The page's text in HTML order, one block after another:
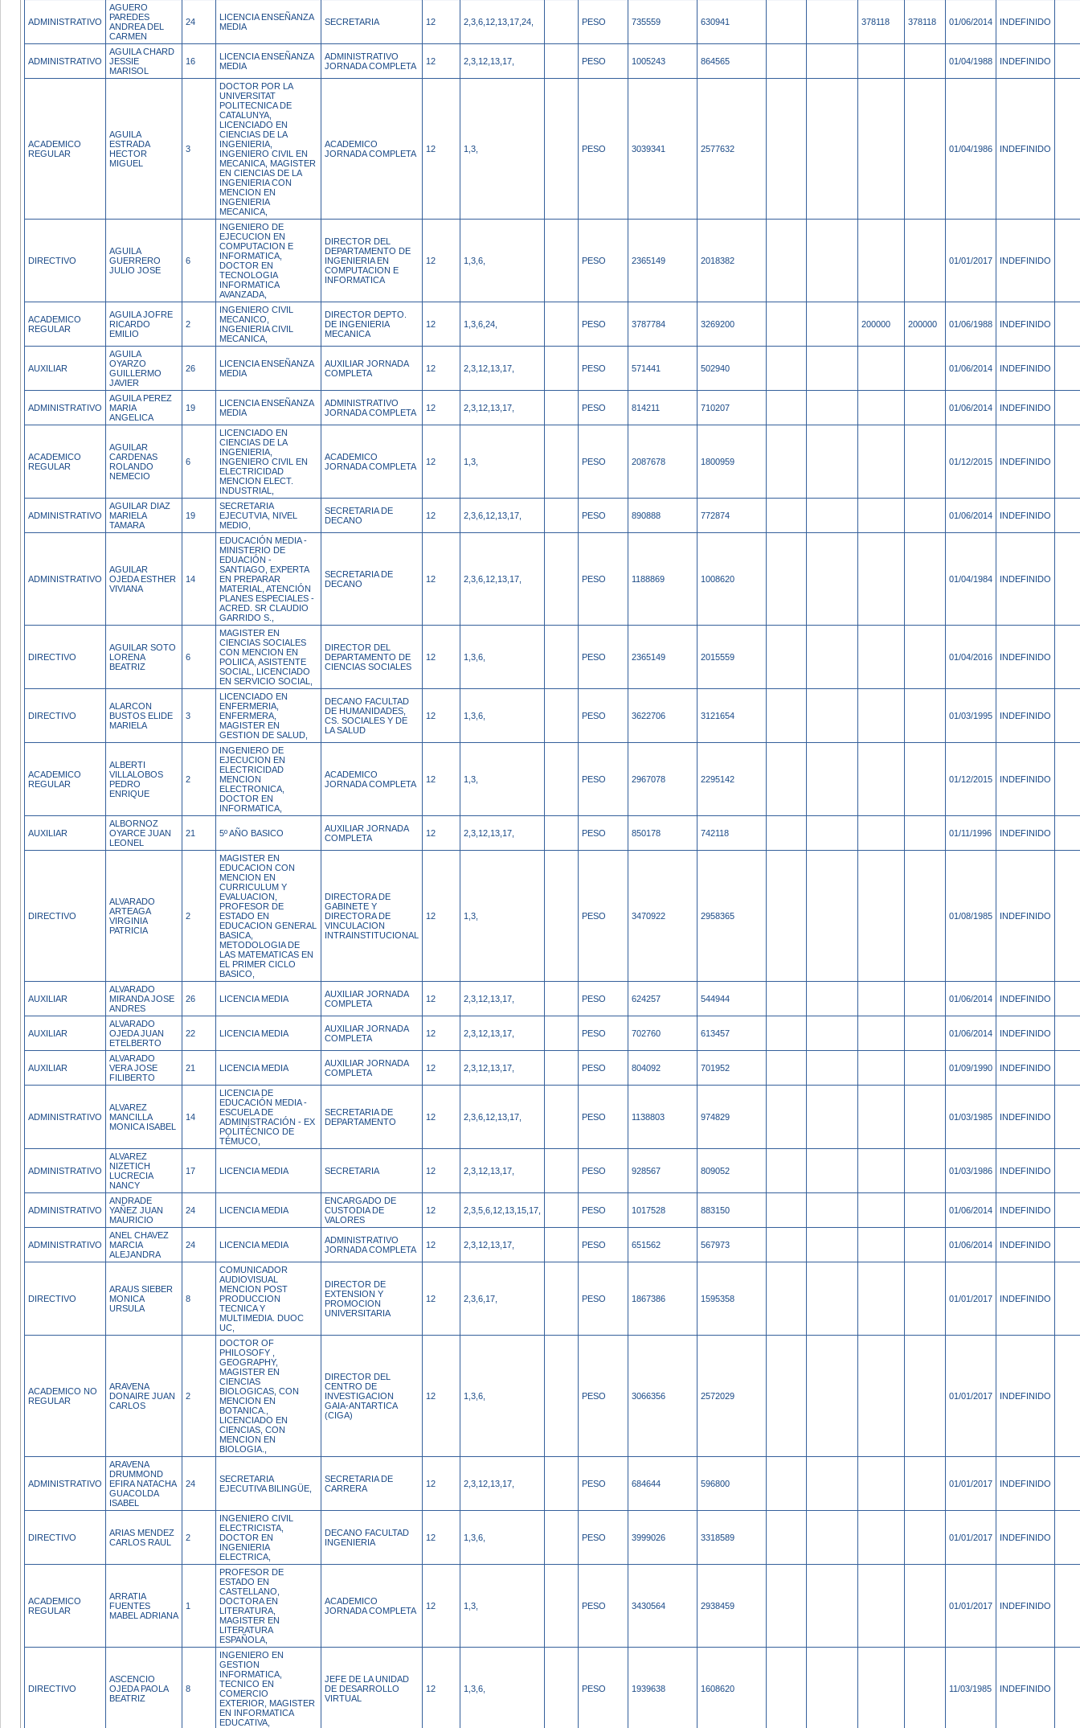
ADMINISTRATIVO
AGUERO
PAREDES
ANDREA DEL
CARMEN
24
LICENCIA ENSEÑANZA
MEDIA
SECRETARIA 12 2,3,6,12,13,17,24, PESO 735559 630941 378118 378118 01/06/2014 INDEFINIDO
ADMINISTRATIVO
AGUILA CHARD
JESSIE
MARISOL
16
LICENCIA ENSEÑANZA
MEDIA
ADMINISTRATIVO
JORNADA COMPLETA
12 2,3,12,13,17, PESO 1005243 864565 01/04/1988 INDEFINIDO
ACADEMICO
REGULAR
AGUILA
ESTRADA
HECTOR
MIGUEL
3
DOCTOR POR LA
UNIVERSITAT
POLITECNICA DE
CATALUNYA,
LICENCIADO EN
CIENCIAS DE LA
INGENIERIA,
INGENIERO CIVIL EN
MECANICA, MAGISTER
EN CIENCIAS DE LA
INGENIERIA CON
MENCION EN
INGENIERIA
MECANICA,
ACADEMICO
JORNADA COMPLETA
12 1,3, PESO 3039341 2577632 01/04/1986 INDEFINIDO
DIRECTIVO
AGUILA
GUERRERO
JULIO JOSE
6
INGENIERO DE
EJECUCION EN
COMPUTACION E
INFORMATICA,
DOCTOR EN
TECNOLOGIA
INFORMATICA
AVANZADA,
DIRECTOR DEL
DEPARTAMENTO DE
INGENIERIA EN
COMPUTACION E
INFORMATICA
12 1,3,6, PESO 2365149 2018382 01/01/2017 INDEFINIDO
ACADEMICO
REGULAR
AGUILA JOFRE
RICARDO
EMILIO
2
INGENIERO CIVIL
MECANICO,
INGENIERIA CIVIL
MECANICA,
DIRECTOR DEPTO.
DE INGENIERIA
MECANICA
12 1,3,6,24, PESO 3787784 3269200 200000 200000 01/06/1988 INDEFINIDO
AUXILIAR
AGUILA
OYARZO
GUILLERMO
JAVIER
26
LICENCIA ENSEÑANZA
MEDIA
AUXILIAR JORNADA
COMPLETA
12 2,3,12,13,17, PESO 571441 502940 01/06/2014 INDEFINIDO
ADMINISTRATIVO
AGUILA PEREZ
MARIA
ANGELICA
19
LICENCIA ENSEÑANZA
MEDIA
ADMINISTRATIVO
JORNADA COMPLETA
12 2,3,12,13,17, PESO 814211 710207 01/06/2014 INDEFINIDO
ACADEMICO
REGULAR
AGUILAR
CARDENAS
ROLANDO
NEMECIO
6
LICENCIADO EN
CIENCIAS DE LA
INGENIERIA,
INGENIERO CIVIL EN
ELECTRICIDAD
MENCION ELECT.
INDUSTRIAL,
ACADEMICO
JORNADA COMPLETA
12 1,3, PESO 2087678 1800959 01/12/2015 INDEFINIDO
ADMINISTRATIVO
AGUILAR DIAZ
MARIELA
TAMARA
19
SECRETARIA
EJECUTVIA, NIVEL
MEDIO,
SECRETARIA DE
DECANO
12 2,3,6,12,13,17, PESO 890888 772874 01/06/2014 INDEFINIDO
ADMINISTRATIVO
AGUILAR
OJEDA ESTHER
VIVIANA
14
EDUCACIÓN MEDIA -
MINISTERIO DE
EDUACIÓN -
SANTIAGO, EXPERTA
EN PREPARAR
MATERIAL, ATENCIÓN
PLANES ESPECIALES -
ACRED. SR CLAUDIO
GARRIDO S.,
SECRETARIA DE
DECANO
12 2,3,6,12,13,17, PESO 1188869 1008620 01/04/1984 INDEFINIDO
DIRECTIVO
AGUILAR SOTO
LORENA
BEATRIZ
6
MAGISTER EN
CIENCIAS SOCIALES
CON MENCION EN
POLIICA, ASISTENTE
SOCIAL, LICENCIADO
EN SERVICIO SOCIAL,
DIRECTOR DEL
DEPARTAMENTO DE
CIENCIAS SOCIALES
12 1,3,6, PESO 2365149 2015559 01/04/2016 INDEFINIDO
DIRECTIVO
ALARCON
BUSTOS ELIDE
MARIELA
3
LICENCIADO EN
ENFERMERIA,
ENFERMERA,
MAGISTER EN
GESTION DE SALUD,
DECANO FACULTAD
DE HUMANIDADES,
CS. SOCIALES Y DE
LA SALUD
12 1,3,6, PESO 3622706 3121654 01/03/1995 INDEFINIDO
ACADEMICO
REGULAR
ALBERTI
VILLALOBOS
PEDRO
ENRIQUE
2
INGENIERO DE
EJECUCION EN
ELECTRICIDAD
MENCION
ELECTRONICA,
DOCTOR EN
INFORMATICA,
ACADEMICO
JORNADA COMPLETA
12 1,3, PESO 2967078 2295142 01/12/2015 INDEFINIDO
AUXILIAR
ALBORNOZ
OYARCE JUAN
LEONEL
21 5º AÑO BASICO
AUXILIAR JORNADA
COMPLETA
12 2,3,12,13,17, PESO 850178 742118 01/11/1996 INDEFINIDO
DIRECTIVO
ALVARADO
ARTEAGA
VIRGINIA
PATRICIA
2
MAGISTER EN
EDUCACION CON
MENCION EN
CURRICULUM Y
EVALUACION,
PROFESOR DE
ESTADO EN
EDUCACION GENERAL
BASICA,
METODOLOGIA DE
LAS MATEMATICAS EN
EL PRIMER CICLO
BASICO,
DIRECTORA DE
GABINETE Y
DIRECTORA DE
VINCULACION
INTRAINSTITUCIONAL
12 1,3, PESO 3470922 2958365 01/08/1985 INDEFINIDO
AUXILIAR
ALVARADO
MIRANDA JOSE
ANDRES
26 LICENCIA MEDIA
AUXILIAR JORNADA
COMPLETA
12 2,3,12,13,17, PESO 624257 544944 01/06/2014 INDEFINIDO
AUXILIAR
ALVARADO
OJEDA JUAN
ETELBERTO
22 LICENCIA MEDIA
AUXILIAR JORNADA
COMPLETA
12 2,3,12,13,17, PESO 702760 613457 01/06/2014 INDEFINIDO
AUXILIAR
ALVARADO
VERA JOSE
FILIBERTO
21 LICENCIA MEDIA
AUXILIAR JORNADA
COMPLETA
12 2,3,12,13,17, PESO 804092 701952 01/09/1990 INDEFINIDO
ADMINISTRATIVO
ALVAREZ
MANCILLA
MONICA ISABEL
14
LICENCIA DE
EDUCACIÓN MEDIA -
ESCUELA DE
ADMINISTRACIÓN - EX
POLITÉCNICO DE
TÉMUCO,
SECRETARIA DE
DEPARTAMENTO
12 2,3,6,12,13,17, PESO 1138803 974829 01/03/1985 INDEFINIDO
ADMINISTRATIVO
ALVAREZ
NIZETICH
LUCRECIA
NANCY
17 LICENCIA MEDIA SECRETARIA 12 2,3,12,13,17, PESO 928567 809052 01/03/1986 INDEFINIDO
ADMINISTRATIVO
ANDRADE
YAÑEZ JUAN
MAURICIO
24 LICENCIA MEDIA
ENCARGADO DE
CUSTODIA DE
VALORES
12 2,3,5,6,12,13,15,17, PESO 1017528 883150 01/06/2014 INDEFINIDO
ADMINISTRATIVO
ANEL CHAVEZ
MARCIA
ALEJANDRA
24 LICENCIA MEDIA
ADMINISTRATIVO
JORNADA COMPLETA
12 2,3,12,13,17, PESO 651562 567973 01/06/2014 INDEFINIDO
DIRECTIVO
ARAUS SIEBER
MONICA
URSULA
8
COMUNICADOR
AUDIOVISUAL
MENCION POST
PRODUCCION
TECNICA Y
MULTIMEDIA. DUOC
UC,
DIRECTOR DE
EXTENSION Y
PROMOCION
UNIVERSITARIA
12 2,3,6,17, PESO 1867386 1595358 01/01/2017 INDEFINIDO
ACADEMICO NO
REGULAR
ARAVENA
DONAIRE JUAN
CARLOS
2
DOCTOR OF
PHILOSOFY ,
GEOGRAPHY,
MAGISTER EN
CIENCIAS
BIOLOGICAS, CON
MENCION EN
BOTANICA.,
LICENCIADO EN
CIENCIAS, CON
MENCION EN
BIOLOGIA.,
DIRECTOR DEL
CENTRO DE
INVESTIGACION
GAIA-ANTARTICA
(CIGA)
12 1,3,6, PESO 3066356 2572029 01/01/2017 INDEFINIDO
ADMINISTRATIVO
ARAVENA
DRUMMOND
EFIRA NATACHA
GUACOLDA
ISABEL
24
SECRETARIA
EJECUTIVA BILINGÜE,
SECRETARIA DE
CARRERA
12 2,3,12,13,17, PESO 684644 596800 01/01/2017 INDEFINIDO
DIRECTIVO
ARIAS MENDEZ
CARLOS RAUL
2
INGENIERO CIVIL
ELECTRICISTA,
DOCTOR EN
INGENIERIA
ELECTRICA,
DECANO FACULTAD
INGENIERIA
12 1,3,6, PESO 3999026 3318589 01/01/2017 INDEFINIDO
ACADEMICO
REGULAR
ARRATIA
FUENTES
MABEL ADRIANA
1
PROFESOR DE
ESTADO EN
CASTELLANO,
DOCTORA EN
LITERATURA,
MAGISTER EN
LITERATURA
ESPAÑOLA,
ACADEMICO
JORNADA COMPLETA
12 1,3, PESO 3430564 2938459 01/01/2017 INDEFINIDO
DIRECTIVO
ASCENCIO
OJEDA PAOLA
BEATRIZ
8
INGENIERO EN
GESTION
INFORMATICA,
TECNICO EN
COMERCIO
EXTERIOR, MAGISTER
EN INFORMATICA
EDUCATIVA,
JEFE DE LA UNIDAD
DE DESARROLLO
VIRTUAL
12 1,3,6, PESO 1939638 1608620 11/03/1985 INDEFINIDO